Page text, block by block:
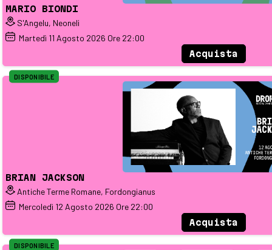
MARIO BIONDI
S'Angelu, Neoneli
Martedì 11 Agosto 2026 Ore 22:00
Acquista
BRIAN JACKSON
Antiche Terme Romane, Fordongianus
Mercoledì 12 Agosto 2026 Ore 22:00
DISPONIBILE
Acquista
DISPONIBILE